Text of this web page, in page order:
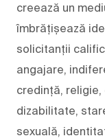
creează un
îmbrățișează
solicitanții
angajare,
credință,
dizabilitate,
sexuală,